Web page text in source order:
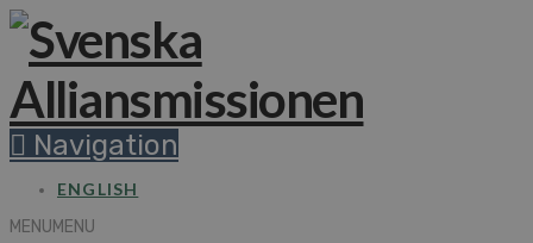
Navigation
ENGLISH
MENUMENU